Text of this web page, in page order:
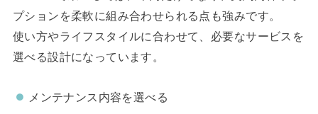
プションを柔軟に組み合わせられる点も強みです。
使い方やライフスタイルに合わせて、必要なサービスを
選べる設計になっています。
メンテナンス内容を選べる